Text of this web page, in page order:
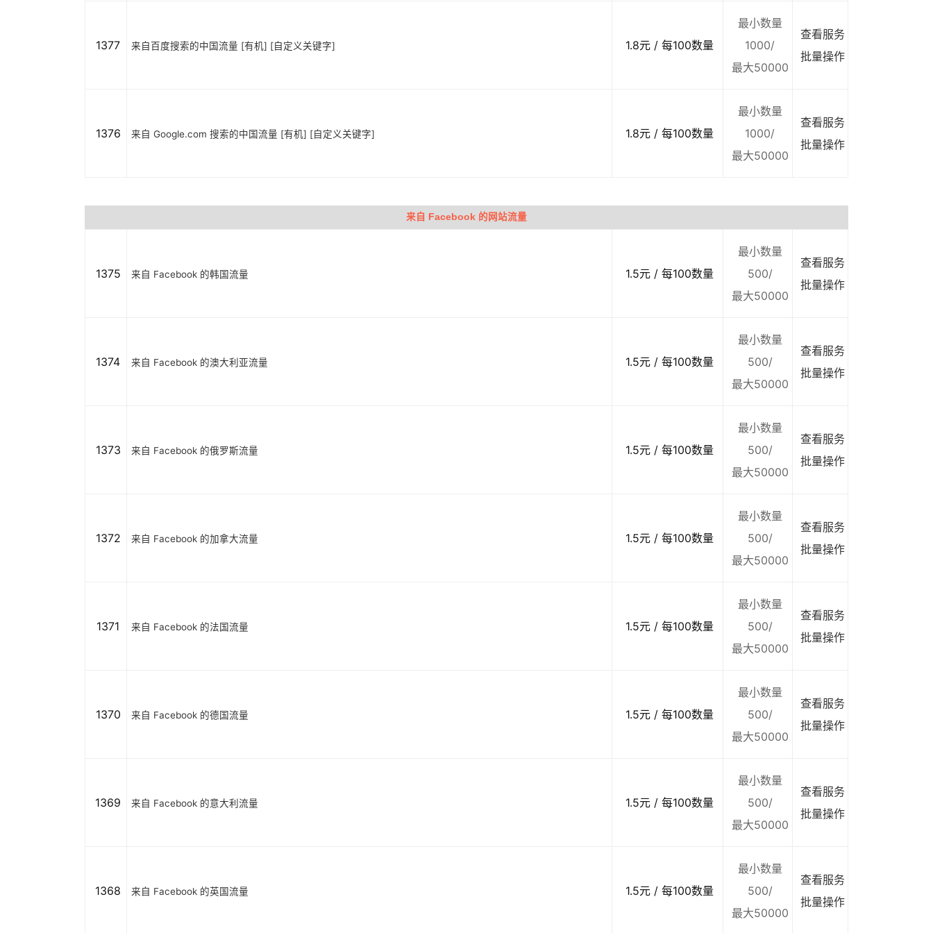
1377 来自百度搜索的中国流量 [有机] [自定义关键字] 1.8元 / 每100数量
最小数量
1000/
最大50000
查看服务
批量操作
1376 来自 Google.com 搜索的中国流量 [有机] [自定义关键字] 1.8元 / 每100数量
最小数量
1000/
最大50000
查看服务
批量操作
来自 Facebook 的网站流量
1375 来自 Facebook 的韩国流量 1.5元 / 每100数量
最小数量
500/
最大50000
查看服务
批量操作
1374 来自 Facebook 的澳大利亚流量 1.5元 / 每100数量
最小数量
500/
最大50000
查看服务
批量操作
1373 来自 Facebook 的俄罗斯流量 1.5元 / 每100数量
最小数量
500/
最大50000
查看服务
批量操作
1372 来自 Facebook 的加拿大流量 1.5元 / 每100数量
最小数量
500/
最大50000
查看服务
批量操作
1371 来自 Facebook 的法国流量 1.5元 / 每100数量
最小数量
500/
最大50000
查看服务
批量操作
1370 来自 Facebook 的德国流量 1.5元 / 每100数量
最小数量
500/
最大50000
查看服务
批量操作
1369 来自 Facebook 的意大利流量 1.5元 / 每100数量
最小数量
500/
最大50000
查看服务
批量操作
1368 来自 Facebook 的英国流量 1.5元 / 每100数量
最小数量
500/
最大50000
查看服务
批量操作